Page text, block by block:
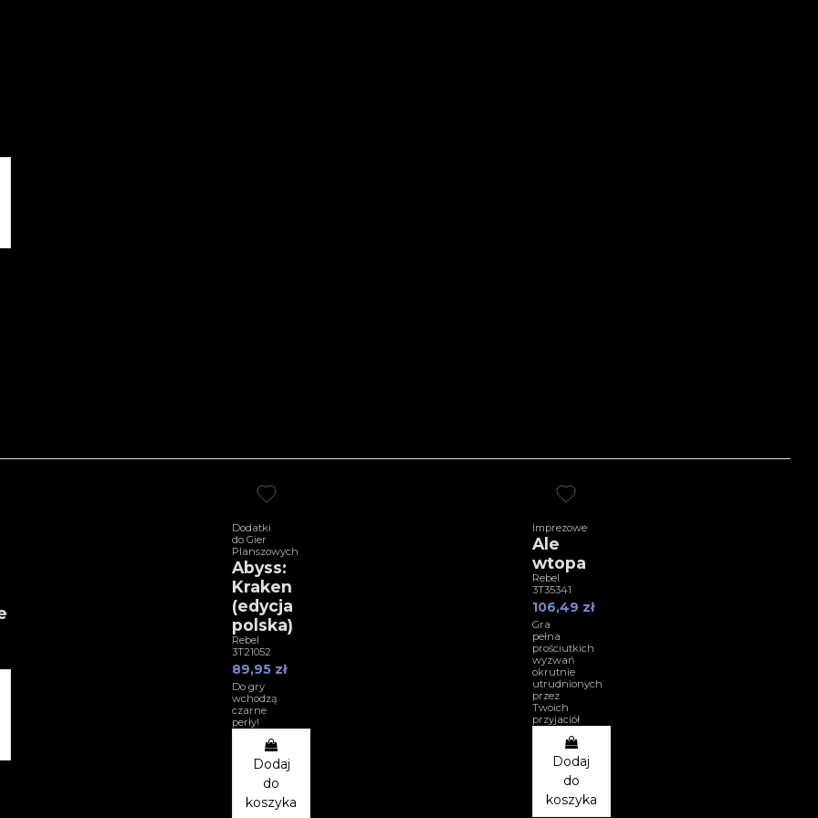
Dodatki
do Gier
Planszowych
Abyss:
Kraken
(edycja
polska)
Rebel
3T21052
89,95 zł
Do gry
wchodzą
czarne
perły!
Dodaj
do
koszyka
Imprezowe
Ale
wtopa
Rebel
3T35341
106,49 zł
Gra
pełna
prościutkich
wyzwań
okrutnie
utrudnionych
przez
Twoich
przyjaciół
Dodaj
do
koszyka